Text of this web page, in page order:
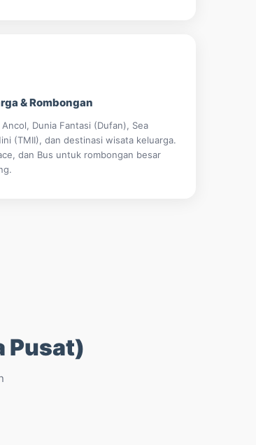
& Rombongan
Dunia Fantasi (Dufan), Sea
(TMII), dan destinasi wisata keluarga.
dan Bus untuk rombongan besar
Pusat)